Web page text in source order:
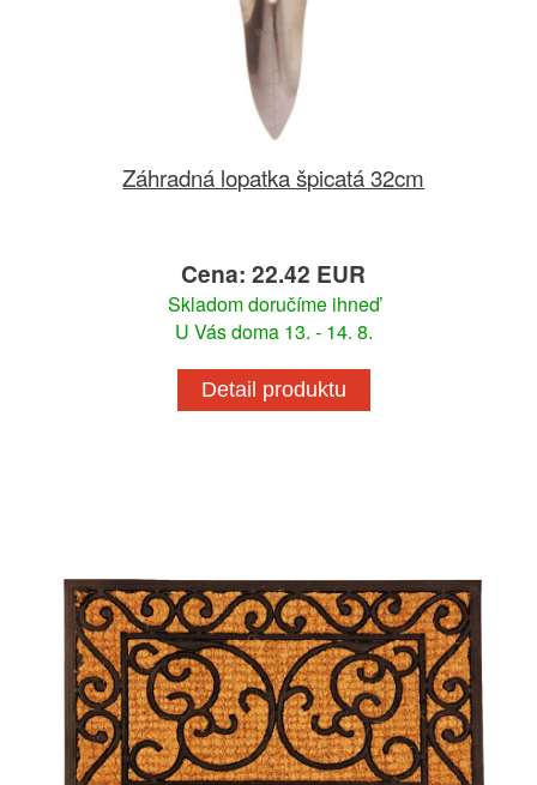
Záhradná lopatka špicatá 32cm
Cena: 22.42 EUR
Skladom doručíme ihneď
U Vás doma 13. - 14. 8.
Detail produktu